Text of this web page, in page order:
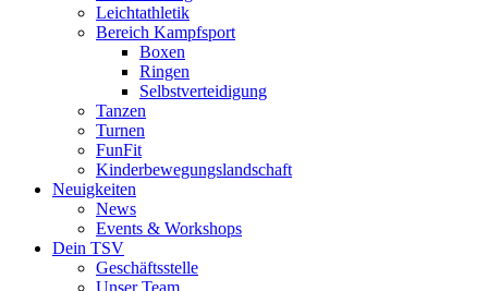
Leichtathletik
Bereich Kampfsport
Boxen
Ringen
Selbstverteidigung
Tanzen
Turnen
FunFit
Kinderbewegungslandschaft
Neuigkeiten
News
Events & Workshops
Dein TSV
Geschäftsstelle
Unser Team